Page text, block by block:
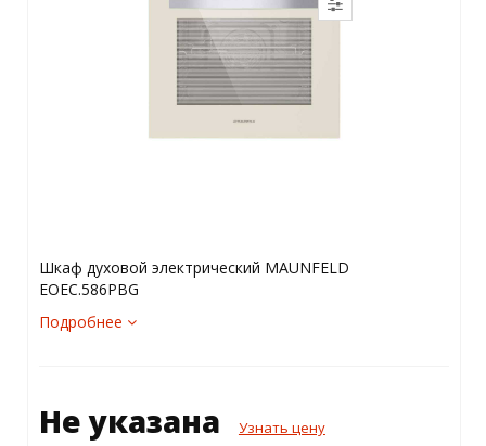
Шкаф духовой электрический MAUNFELD
EOEC.586PBG
Подробнее
Не указана Узнать цену